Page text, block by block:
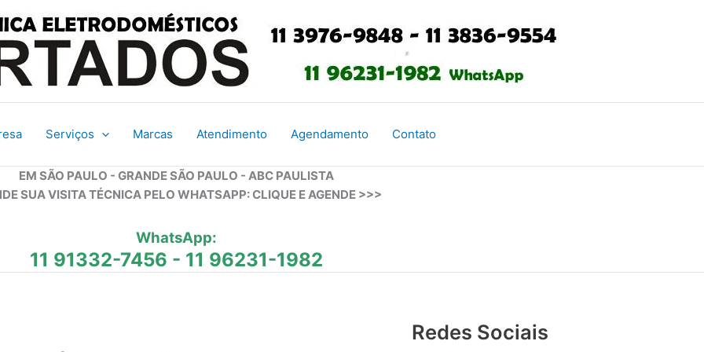
Serviços Marcas Atendimento Agendamento Contato
EM SÃO PAULO - GRANDE SÃO PAULO - ABC PAULISTA
SUA VISITA TÉCNICA PELO WHATSAPP: CLIQUE E AGENDE >>>
WhatsApp:
11 91332-7456 - 11 96231-1982
Redes Sociais